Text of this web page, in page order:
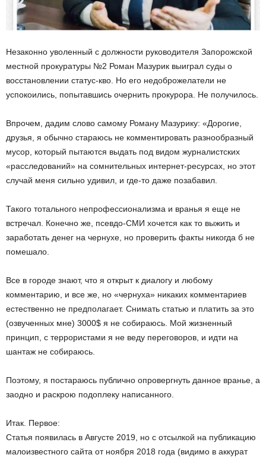
Незаконно уволенный с должности руководителя Запорожской
местной прокуратуры №2 Роман Мазурик выиграл суды о
восстановлении статус-кво. Но его недоброжелатели не
успокоились, попытавшись очернить прокурора. Не получилось.
Впрочем, дадим слово самому Роману Мазурику: «Дорогие,
друзья, я обычно стараюсь не комментировать разнообразный
мусор, который пытаются выдать под видом журналистских
«расследований» на сомнительных интернет-ресурсах, но этот
случай меня сильно удивил, и где-то даже позабавил.
Такого тотального непрофессионализма и вранья я еще не
встречал. Конечно же, псевдо-СМИ хочется как то выжить и
заработать денег на чернухе, но проверить факты никогда б не
помешало.
Все в городе знают, что я открыт к диалогу и любому
комментарию, и все же, но «чернуха» никаких комментариев
естественно не предполагает. Снимать статью и платить за это
(озвученных мне) 3000$ я не собираюсь. Мой жизненный
принцип, с террористами я не веду переговоров, и идти на
шантаж не собираюсь.
Поэтому, я постараюсь публично опровергнуть данное вранье, а
заодно и раскрою подоплеку написанного.
Итак. Первое:
Статья появилась в Августе 2019, но с отсылкой на публикацию
малоизвестного сайта от ноября 2018 года (видимо в аккурат